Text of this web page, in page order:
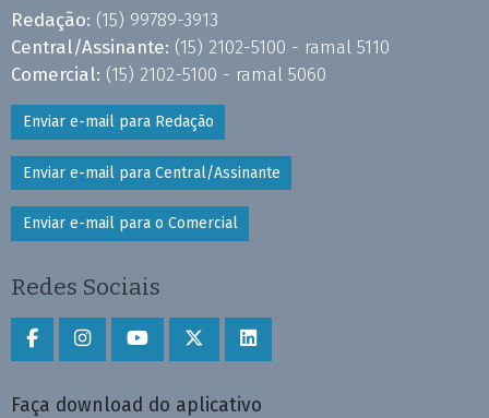
Redação: (15) 99789-3913
Central/Assinante: (15) 2102-5100 - ramal 5110
Comercial: (15) 2102-5100 - ramal 5060
Enviar e-mail para Redação
Enviar e-mail para Central/Assinante
Enviar e-mail para o Comercial
Redes Sociais
Faça download do aplicativo